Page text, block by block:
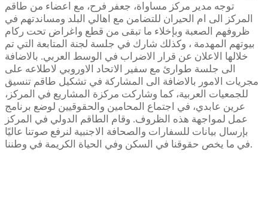
توجه مدير مركز مساواة، جعفر فرح، مع اعضاء من طاقم
المركز الى ام الحيران للتضامن مع اهالي البلد ومساندتهم في
ظروفهم الصعبة وبإخلاء ما تبقى من قطع واغراض تحت ركام
بيوتهم المهدمة ، وكذلك شارك في جلسة لجنة المتابعة التي تم
خلالها الاعلان عن قرار الاضراب في الوسط العربي. بالاضافة
الى جلسة طوارئ مع سفير الاتحاد الاوروبي لاطلاعه على
مجريات الامور بالاضافة الى المشاركة في تشكيل طاقم تنسيق
للجمعيات العربية، كما وشاركت مركزة المشاريع في المركز،
عرين عابدي، في اجتماع المحامين والحقوقيين لوضع برنامج
عمل لمواجهة هذه الظروف. وقام الطاقم الدولي في المركز
بإرسال بيانات للسفارات والصحافة الاجنبية لنرفع صوتنا عاليًا
في ما يخص حقوقنا في السكن وفي الحياة الكريمة في وطننا.